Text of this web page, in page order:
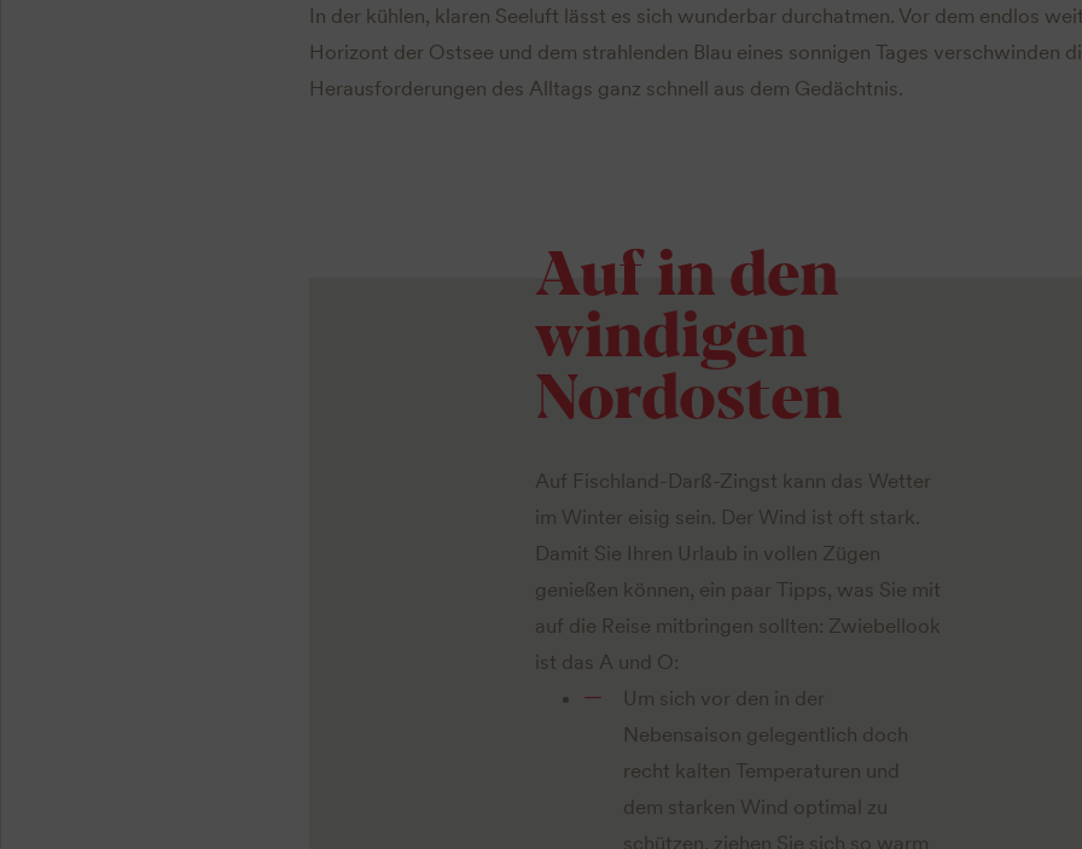
In der kühlen, klaren Seeluft lässt es sich wunderbar durchatmen. Vor dem endlos
Horizont der Ostsee und dem strahlenden Blau eines sonnigen Tages verschwinden
Herausforderungen des Alltags ganz schnell aus dem Gedächtnis.
Auf in den
windigen
Nordosten
Auf Fischland-Darß-Zingst kann das Wetter
im Winter eisig sein. Der Wind ist oft stark.
Damit Sie Ihren Urlaub in vollen Zügen
genießen können, ein paar Tipps, was Sie mit
auf die Reise mitbringen sollten: Zwiebellook
ist das A und O:
Um sich vor den in der
Nebensaison gelegentlich doch
recht kalten Temperaturen und
dem starken Wind optimal zu
schützen, ziehen Sie sich so warm